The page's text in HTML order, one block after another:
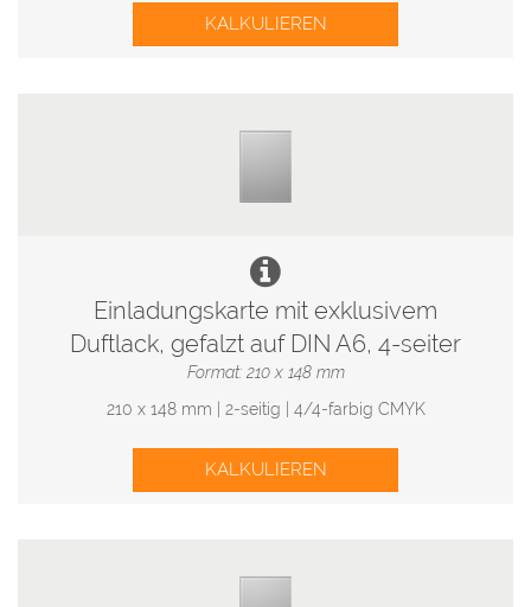
KALKULIEREN
Einladungskarte mit exklusivem
Duftlack, gefalzt auf DIN A6, 4-seiter
Format: 210 x 148 mm
210 x 148 mm | 2-seitig | 4/4-farbig CMYK
KALKULIEREN